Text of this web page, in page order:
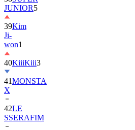
JUNIOR5
39Kim
Ji-
won1
40KiiiKiii3
41MONSTA
X
42LE
SSERAFIM